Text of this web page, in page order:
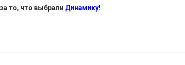
то, что выбрали Динамику!